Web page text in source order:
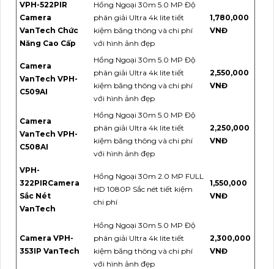
VPH-522PIR
Camera
VanTech Chức
Năng Cao Cấp
Hồng Ngoại 30m 5.0 MP Độ
phân giải Ultra 4k lite tiết
kiệm băng thông và chi phí
với hình ảnh đẹp
1,780,000
VNĐ
Camera
VanTech VPH-
C509AI
Hồng Ngoại 30m 5.0 MP Độ
phân giải Ultra 4k lite tiết
kiệm băng thông và chi phí
với hình ảnh đẹp
2,550,000
VNĐ
Camera
VanTech VPH-
C508AI
Hồng Ngoại 30m 5.0 MP Độ
phân giải Ultra 4k lite tiết
kiệm băng thông và chi phí
với hình ảnh đẹp
2,250,000
VNĐ
VPH-
322PIRCamera
Sắc Nét
VanTech
Hồng Ngoại 30m 2.0 MP FULL
HD 1080P Sắc nét tiết kiệm
chi phí
1,550,000
VNĐ
Camera VPH-
353IP VanTech
Hồng Ngoại 30m 5.0 MP Độ
phân giải Ultra 4k lite tiết
kiệm băng thông và chi phí
với hình ảnh đẹp
2,300,000
VNĐ